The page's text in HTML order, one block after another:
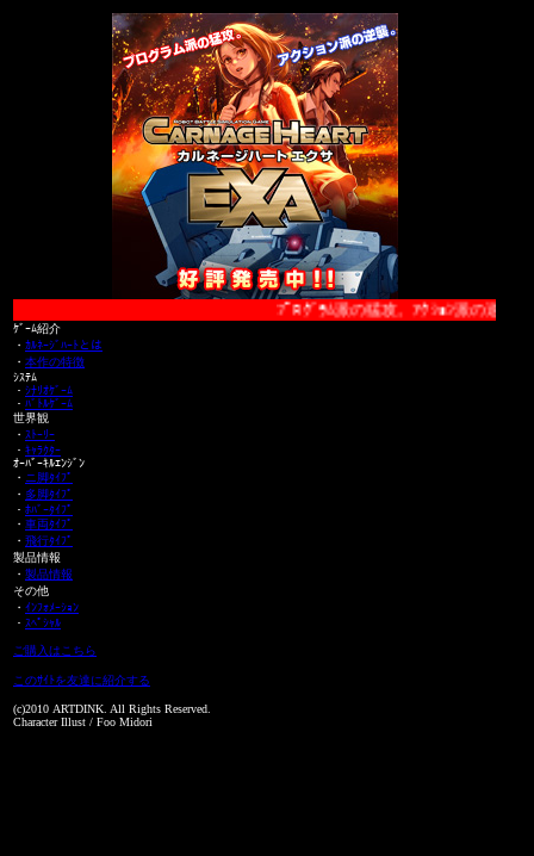
ﾌﾟﾛｸﾞﾗﾑ派の猛攻。ｱｸｼｮﾝ派の逆襲。
ｹﾞｰﾑ紹介
・ ｶﾙﾈｰｼﾞﾊｰﾄとは
・ 本作の特徴
ｼｽﾃﾑ
・ ｼﾅﾘｵｹﾞｰﾑ
・ ﾊﾞﾄﾙｹﾞｰﾑ
世界観
・ ｽﾄｰﾘｰ
・ ｷｬﾗｸﾀｰ
ｵｰﾊﾞｰｷﾙｴﾝｼﾞﾝ
・ ニ脚ﾀｲﾌﾟ
・ 多脚ﾀｲﾌﾟ
・ ﾎﾊﾞｰﾀｲﾌﾟ
・ 車両ﾀｲﾌﾟ
・ 飛行ﾀｲﾌﾟ
製品情報
・ 製品情報
その他
・ ｲﾝﾌｫﾒｰｼｮﾝ
・ ｽﾍﾟｼｬﾙ
ご購入はこちら
このｻｲﾄを友達に紹介する
(c)2010 ARTDINK. All Rights Reserved.
Character Illust / Foo Midori